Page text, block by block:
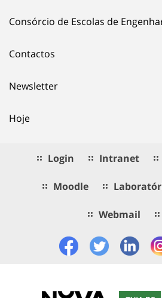
Consórcio de Escolas de
Contactos
Newsletter
Hoje
Login Intranet
Moodle
Webmail